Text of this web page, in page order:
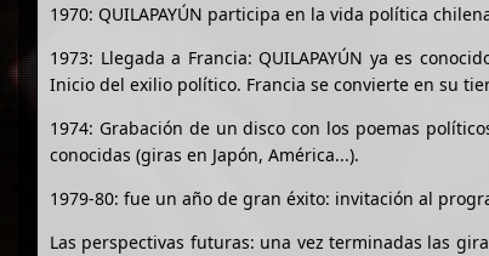
1970: QUILAPAYÚN participa en la vida política
1973: Llegada a Francia: QUILAPAYÚN ya es
Inicio del exilio político. Francia se convierte en su
1974: Grabación de un disco con los poemas
conocidas (giras en Japón, América...).
1979-80: fue un año de gran éxito: invitación al
Las perspectivas futuras: una vez terminadas las